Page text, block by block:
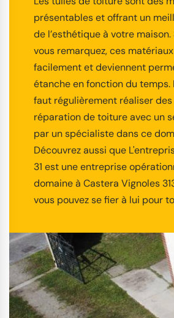
présentables et offrant un
de l’esthétique à votre maison.
vous remarquez, ces
facilement et deviennent
étanche en fonction du temps.
faut régulièrement réaliser
réparation de toiture avec un
par un spécialiste dans ce
Découvrez aussi que
31 est une entreprise
domaine à Castera Vignoles
vous pouvez se fier à lui pour